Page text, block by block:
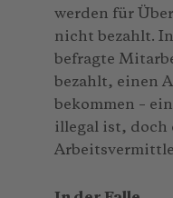
werden für
nicht bezahlt.
befragte
bezahlt, einen
bekommen –
illegal ist, doch